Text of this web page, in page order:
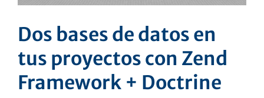
Dos bases de datos en
tus proyectos con Zend
Framework + Doctrine